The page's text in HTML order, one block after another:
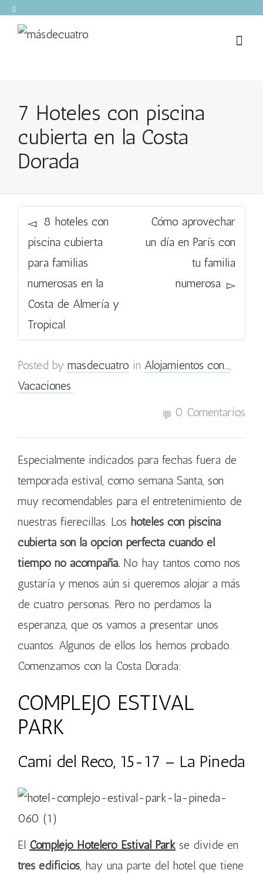
7 Hoteles con piscina
cubierta en la Costa
Dorada
8 hoteles con
piscina cubierta
para familias
numerosas en la
Costa de Almería y
Tropical
Cómo aprovechar
un día en París con
tu familia
numerosa
Posted by masdecuatro in Alojamientos con...,
Vacaciones
0 Comentarios
Especialmente indicados para fechas fuera de
temporada estival, como semana Santa, son
muy recomendables para el entretenimiento de
nuestras fierecillas. Los hoteles con piscina
cubierta son la opción perfecta cuando el
tiempo no acompaña. No hay tantos como nos
gustaría y menos aún si queremos alojar a más
de cuatro personas. Pero no perdamos la
esperanza, que os vamos a presentar unos
cuantos. Algunos de ellos los hemos probado.
Comenzamos con la Costa Dorada:
COMPLEJO ESTIVAL
PARK
Cami del Reco, 15-17 – La Pineda
El Complejo Hotelero Estival Park se divide en
tres edificios, hay una parte del hotel que tiene